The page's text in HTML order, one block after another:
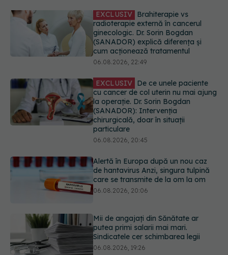
EXCLUSIV De ce unele paciente
cu cancer de col uterin nu mai ajung
la operație. Dr. Sorin Bogdan
(SANADOR): Intervenția
chirurgicală, doar în situații
06.08.2026, 20:45
Alertă în Europa după un nou caz
de hantavirus Anzi, singura tulpină
care se transmite de la om la om
06.08.2026, 20:06
Mii de angajați din Sănătate ar
putea primi salarii mai mari.
Sindicatele cer schimbarea legii
06.08.2026, 19:26
EXCLUSIV Cancerele ginecologice
care pot fi tratate fără operație. Dr.
Sorin Bogdan (SANADOR): Chirurgia
este indicată doar punctual, pentru